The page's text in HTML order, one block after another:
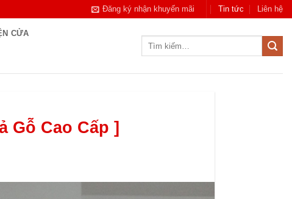
Đăng ký nhận khuyến mãi Tin tức Liên hệ
CỬA
Gỗ Cao Cấp ]